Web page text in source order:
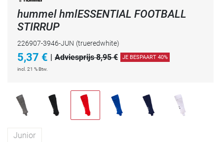
hummel hmlESSENTIAL FOOTBALL
STIRRUP
226907-3946-JUN (trueredwhite)
5,37 € | Adviesprijs 8,95 € JE BESPAART 40%
incl. 21 % Btw.
Junior